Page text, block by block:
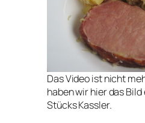
Das Video ist nicht
haben wir hier das
Stücks Kassler.